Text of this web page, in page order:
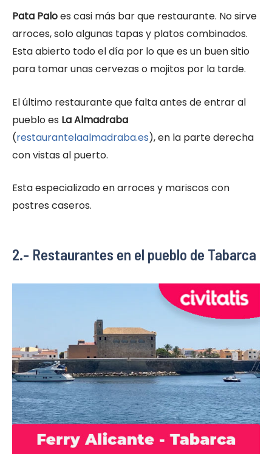
Pata Paloes casi más bar que restaurante. No sirve
arroces, solo algunas tapas y platos combinados.
Esta abierto todo el día por lo que es un buen sitio
para tomar unas cervezas o mojitos por la tarde.
El último restaurante que falta antes de entrar al
pueblo es La Almadraba
(restaurantelaalmadraba.es), en la parte derecha
con vistas al puerto.
Esta especializado en arroces y mariscos con
postres caseros.
2.- Restaurantes en el pueblo de Tabarca